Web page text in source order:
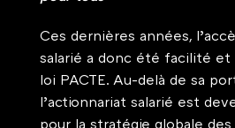
Ces dernières années,
salarié a donc été facilité et
loi PACTE. Au-delà de sa
l’actionnariat salarié est
pour la stratégie globale